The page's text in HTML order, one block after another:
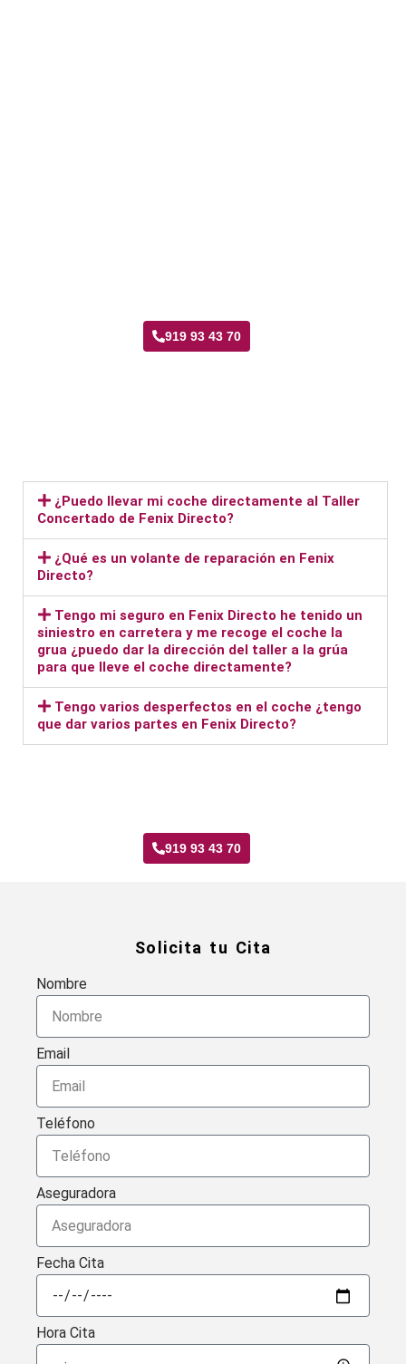
919 93 43 70
¿Puedo llevar mi coche directamente al Taller
Concertado de Fenix Directo?
¿Qué es un volante de reparación en Fenix
Directo?
Tengo mi seguro en Fenix Directo he tenido un
siniestro en carretera y me recoge el coche la
grua ¿puedo dar la dirección del taller a la grúa
para que lleve el coche directamente?
Tengo varios desperfectos en el coche ¿tengo
que dar varios partes en Fenix Directo?
919 93 43 70
Solicita tu Cita
Nombre
Email
Teléfono
Aseguradora
Fecha Cita
Hora Cita